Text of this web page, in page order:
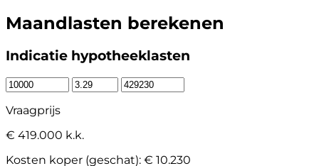
Maandlasten berekenen
Indicatie hypotheeklasten
Vraagprijs
€ 419.000 k.k.
Kosten koper (geschat): € 10.230